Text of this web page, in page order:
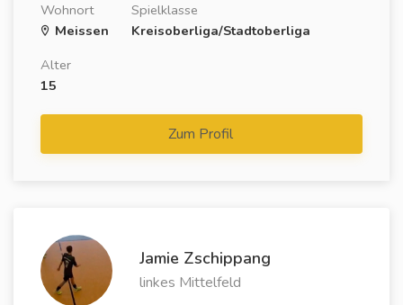
Wohnort
Meissen
Spielklasse
Kreisoberliga/Stadtoberliga
Alter
15
Zum Profil
Jamie Zschippang
linkes Mittelfeld